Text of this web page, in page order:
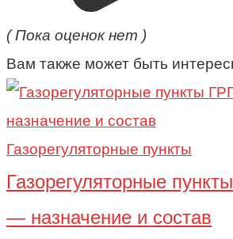
( Пока оценок нет )
Вам также может быть
Газорегуляторные пункты
Газорегуляторные
— назначение и состав